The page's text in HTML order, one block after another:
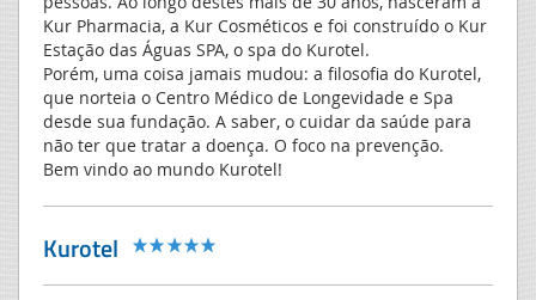
Kur Pharmacia, a Kur Cosméticos e foi construído o Kur
Estação das Águas SPA, o spa do Kurotel.
Porém, uma coisa jamais mudou: a filosofia do Kurotel,
que norteia o Centro Médico de Longevidade e Spa
desde sua fundação. A saber, o cuidar da saúde para
não ter que tratar a doença. O foco na prevenção.
Bem vindo ao mundo Kurotel!
Kurotel